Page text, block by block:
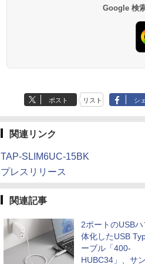
Google 検
ポスト リスト シ
関連リンク
TAP-SLIM6UC-15BK
プレスリリース
関連記事
2ポートのUSB
体化したUSB
ーブル「400-
HUBC34」、サ